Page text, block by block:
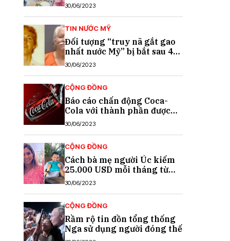
30/06/2023
TIN NƯỚC MỸ
Đối tượng “truy nã gắt gao
nhất nước Mỹ” bị bắt sau 40
năm trốn chạy
30/06/2023
CỘNG ĐỒNG
Báo cáo chấn động Coca-
Cola với thành phần được
cho là chất gây ung thư
30/06/2023
CỘNG ĐỒNG
Cách bà mẹ người Úc kiếm
25.000 USD mỗi tháng từ
TikTok
30/06/2023
CỘNG ĐỒNG
Rầm rộ tin đồn tổng thống
Nga sử dụng người đóng thế